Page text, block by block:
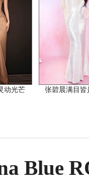
动光芒 张碧晨满目皆
Blue